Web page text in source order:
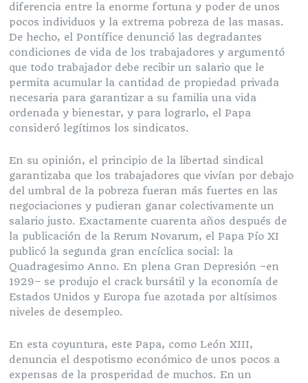
diferencia entre la enorme fortuna y poder de unos
pocos individuos y la extrema pobreza de las masas.
De hecho, el Pontífice denunció las degradantes
condiciones de vida de los trabajadores y argumentó
que todo trabajador debe recibir un salario que le
permita acumular la cantidad de propiedad privada
necesaria para garantizar a su familia una vida
ordenada y bienestar, y para lograrlo, el Papa
consideró legítimos los sindicatos.
En su opinión, el principio de la libertad sindical
garantizaba que los trabajadores que vivían por debajo
del umbral de la pobreza fueran más fuertes en las
negociaciones y pudieran ganar colectivamente un
salario justo. Exactamente cuarenta años después de
la publicación de la Rerum Novarum, el Papa Pío XI
publicó la segunda gran encíclica social: la
Quadragesimo Anno. En plena Gran Depresión –en
1929– se produjo el crack bursátil y la economía de
Estados Unidos y Europa fue azotada por altísimos
niveles de desempleo.
En esta coyuntura, este Papa, como León XIII,
denuncia el despotismo económico de unos pocos a
expensas de la prosperidad de muchos. En un